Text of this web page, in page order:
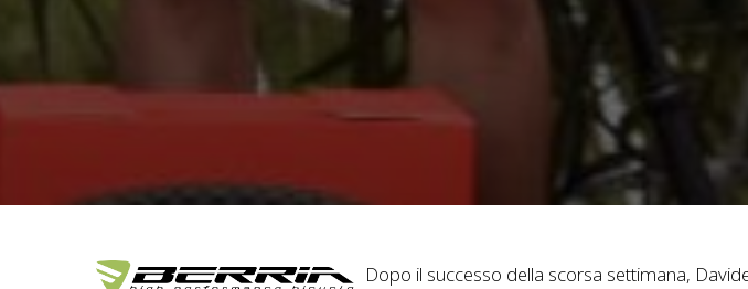
Dopo il successo della scorsa settimana,